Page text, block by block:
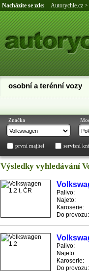
Nacházíte se zde: Autorychle.cz>
osobní a terénní vozy
Značka
první majitel servisní
Výsledky vyhledávání
Palivo:
Najeto:
Karoserie:
Do provozu:
Palivo:
Najeto:
Karoserie:
Do provozu: